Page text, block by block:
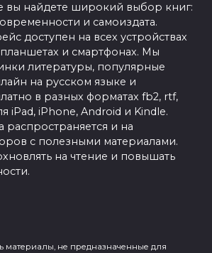
вы найдете широкий выбор книг:
и самоиздата.
доступен на всех устройствах
и смартфонах. Мы
литературы, популярные
на русском языке и
в разных форматах fb2, rtf,
iPad, iPhone, Android и Kindle.
и на
с полезными материалами.
на чтение и повышать
материалы, не предназначенные для